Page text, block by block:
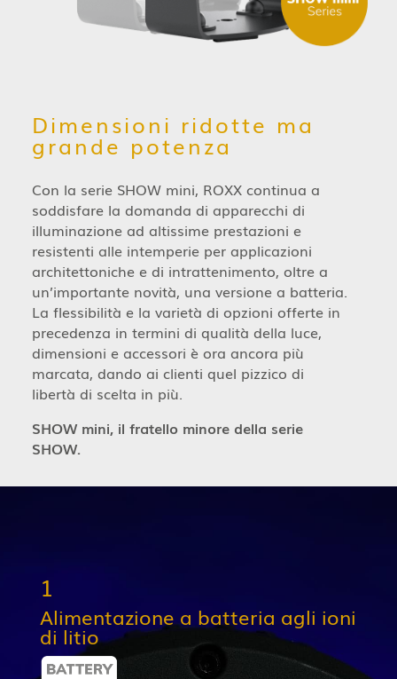
Dimensioni ridotte ma
grande potenza
Con la serie SHOW mini, ROXX continua a
soddisfare la domanda di apparecchi di
illuminazione ad altissime prestazioni e
resistenti alle intemperie per applicazioni
architettoniche e di intrattenimento, oltre a
un’importante novità, una versione a batteria.
La flessibilità e la varietà di opzioni offerte in
precedenza in termini di qualità della luce,
dimensioni e accessori è ora ancora più
marcata, dando ai clienti quel pizzico di
libertà di scelta in più.
SHOW mini, il fratello minore della serie
SHOW.
1
Alimentazione a batteria agli ioni
di litio